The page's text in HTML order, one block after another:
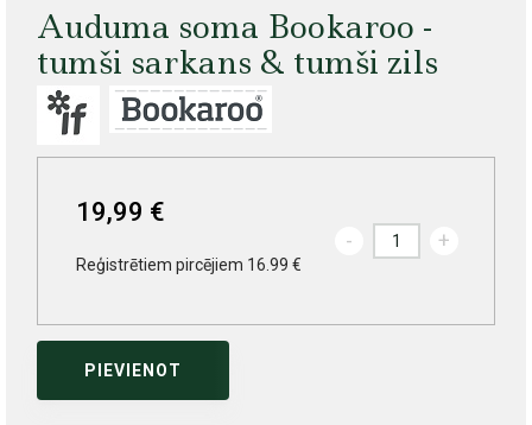
Auduma soma Bookaroo -
tumši sarkans & tumši zils
19,99 €
Reģistrētiem pircējiem 16.99 €
- +
PIEVIENOT